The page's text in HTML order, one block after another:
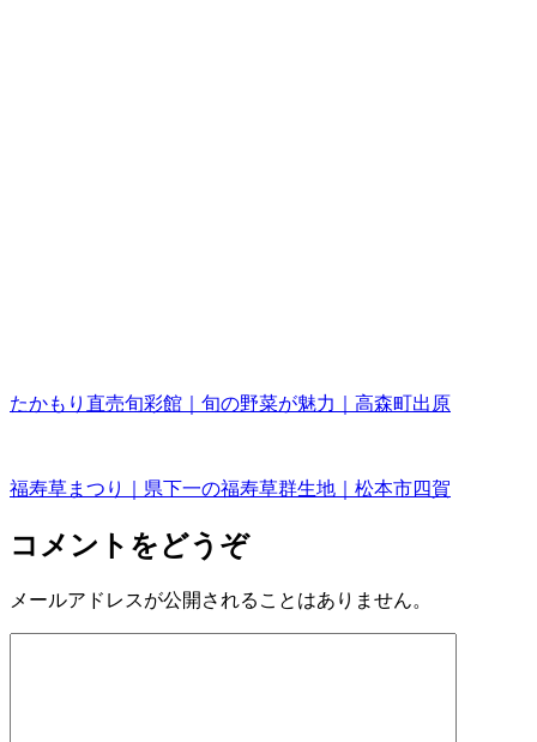
たかもり直売旬彩館｜旬の野菜が魅力｜高森町出原
福寿草まつり｜県下一の福寿草群生地｜松本市四賀
コメントをどうぞ
メールアドレスが公開されることはありません。